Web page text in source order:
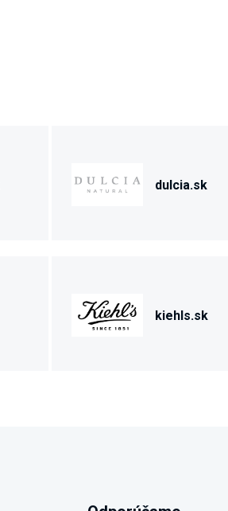
dulcia.sk
kiehls.sk